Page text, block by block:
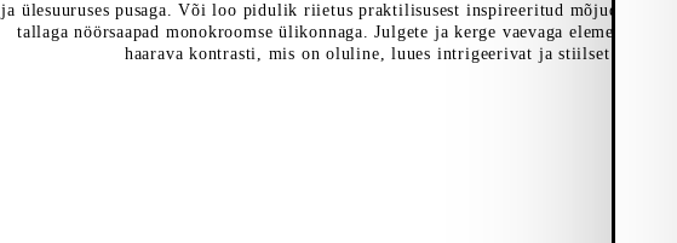
ja ülesuuruses pusaga. Või loo pidulik riietus praktilisusest inspireeritud mõjudega,
tallaga nöörsaapad monokroomse ülikonnaga. Julgete ja kerge vaevaga elementide
haarava kontrasti, mis on oluline, luues intrigeerivat ja stiilset välimust.